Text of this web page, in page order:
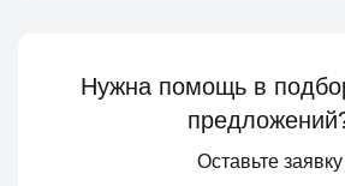
Нужна помощь в
Оставьте заявку